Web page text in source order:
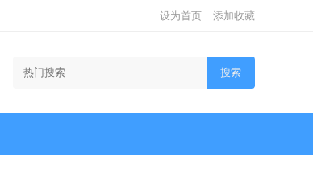
设为首页 添加收藏
搜索